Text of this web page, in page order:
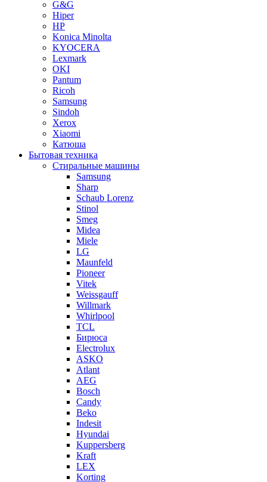
G&G
Hiper
HP
Konica Minolta
KYOCERA
Lexmark
OKI
Pantum
Ricoh
Samsung
Sindoh
Xerox
Xiaomi
Катюша
Бытовая техника
Стиральные машины
Samsung
Sharp
Schaub Lorenz
Stinol
Smeg
Midea
Miele
LG
Maunfeld
Pioneer
Vitek
Weissgauff
Willmark
Whirlpool
TCL
Бирюса
Electrolux
ASKO
Atlant
AEG
Bosch
Candy
Beko
Indesit
Hyundai
Kuppersberg
Kraft
LEX
Korting